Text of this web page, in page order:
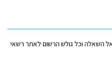
השאלה וכל גולש הרשום לאתר רשאי